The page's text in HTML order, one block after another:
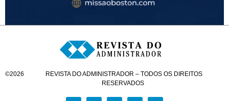
©2026
REVISTA DO ADMINISTRADOR – TODOS OS DIREITOS
RESERVADOS